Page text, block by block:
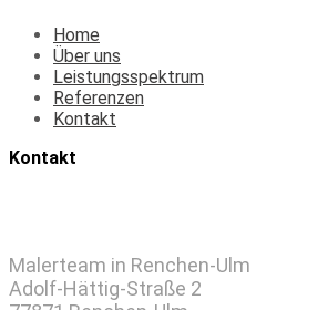
Home
Über uns
Leistungsspektrum
Referenzen
Kontakt
Kontakt
Malerteam in Renchen-Ulm
Adolf-Hättig-Straße 2